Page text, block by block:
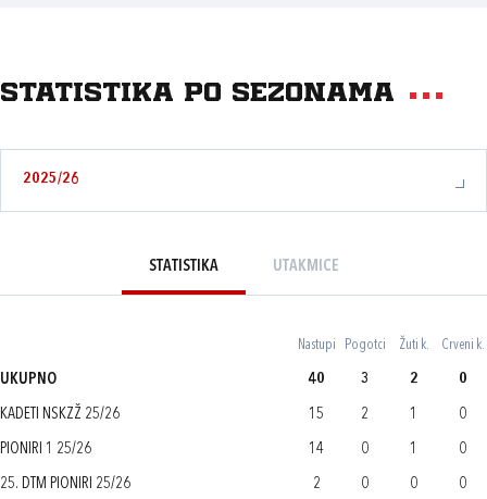
Statistika po sezonama
2025/26
STATISTIKA UTAKMICE
Nastupi Pogotci Žuti k. Crveni k.
UKUPNO 40 3 2 0
KADETI NSKZŽ 25/26 15 2 1 0
PIONIRI 1 25/26 14 0 1 0
25. DTM PIONIRI 25/26 2 0 0 0